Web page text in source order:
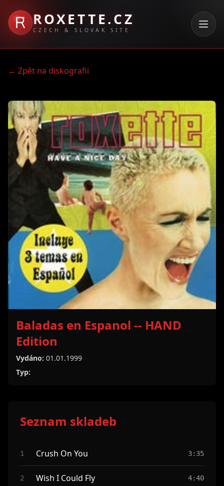
ROXETTE.CZ
CZECH & SLOVAK SITE
← Zpět na diskografii
Baladas en Espanol -- HAND
Edition
Vydáno: 01.01.1999
Typ:
Seznam skladeb
1 Crush On You 3:35
2 Wish I Could Fly 4:40